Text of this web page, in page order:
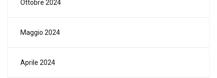
Ottobre 2024
Maggio 2024
Aprile 2024